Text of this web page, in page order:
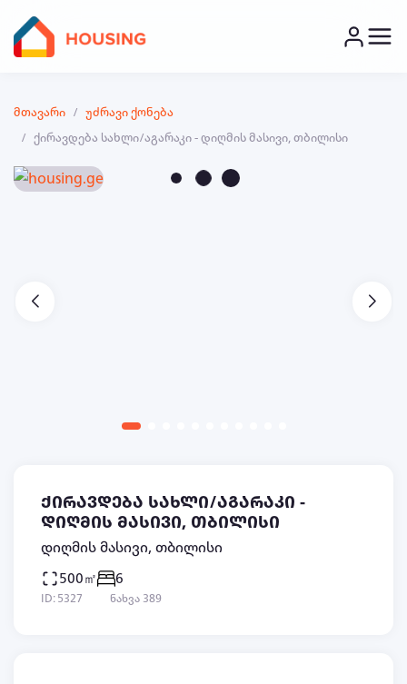
მთავარი
უძრავი ქონება
ქირავდება სახლი/აგარაკი - დიღმის მასივი, თბილისი
ქირავდება სახლი/აგარაკი -
დიღმის მასივი, თბილისი
დიღმის მასივი, თბილისი
500㎡ 6
ID: 5327 ნახვა 389